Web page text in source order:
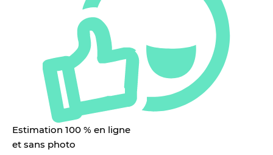
Estimation 100 % en ligne
et sans photo